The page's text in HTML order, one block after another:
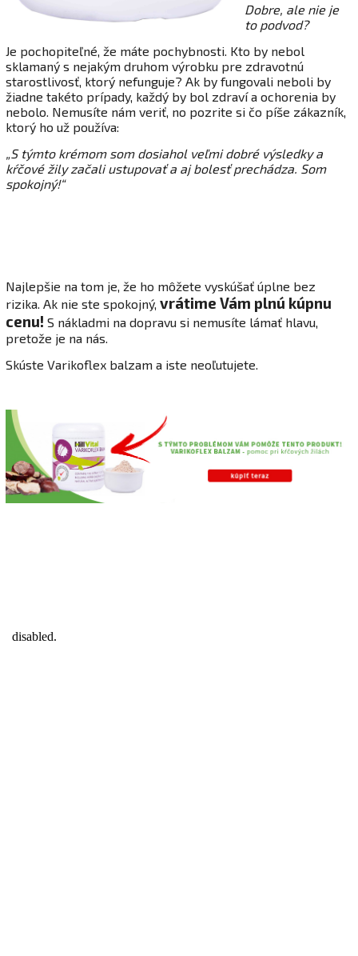
Dobre, ale nie je
to podvod?
Je pochopiteľné, že máte pochybnosti. Kto by nebol
sklamaný s nejakým druhom výrobku pre zdravotnú
starostlivosť, ktorý nefunguje? Ak by fungovali neboli by
žiadne takéto prípady, každý by bol zdraví a ochorenia by
nebolo. Nemusíte nám veriť, no pozrite si čo píše zákazník,
ktorý ho už používa:
„S týmto krémom som dosiahol veľmi dobré výsledky a
kŕčové žily začali ustupovať a aj bolesť prechádza. Som
spokojný!“
Najlepšie na tom je, že ho môžete vyskúšať úplne bez
rizika. Ak nie ste spokojný, vrátime Vám plnú kúpnu
cenu! S nákladmi na dopravu si nemusíte lámať hlavu,
pretože je na nás.
Skúste Varikoflex balzam a iste neoľutujete.